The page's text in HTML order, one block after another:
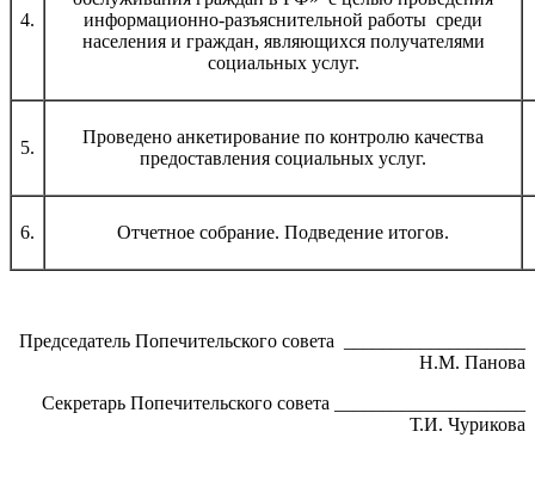
4.
информационно-разъяснительной работы среди
населения и граждан, являющихся получателями
социальных услуг.
5.
Проведено анкетирование по контролю качества
предоставления социальных услуг.
6. Отчетное собрание. Подведение итогов.
Председатель Попечительского совета ___________________
Н.М. Панова
Секретарь Попечительского совета ____________________
Т.И. Чурикова